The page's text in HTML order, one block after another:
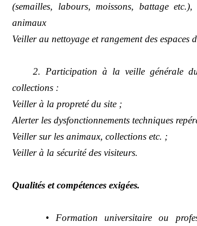
(semailles, labours, moissons, battage
animaux
Veiller au nettoyage et rangement des espaces
2. Participation à la veille générale du
collections :
Veiller à la propreté du site ;
Alerter les dysfonctionnements techniques
Veiller sur les animaux, collections etc. ;
Veiller à la sécurité des visiteurs.
Qualités et compétences exigées.
• Formation universitaire ou